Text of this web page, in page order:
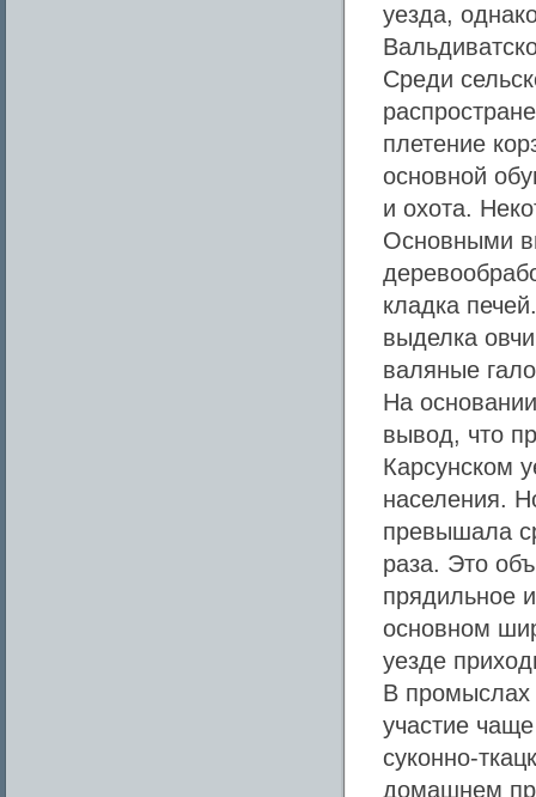
уезда,
Среди
плетение
основной
и охота.
Основными
кладка
выделка
валяные
На
вывод, что
Карсунском
населения.
превышала
раза. Это
прядильное
основном
уезде
В промыслах
участие
суконно-
домашнем